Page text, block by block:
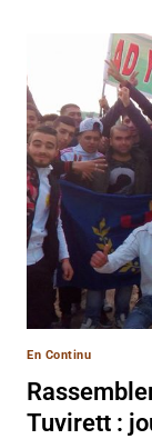
En Continu
Tuvirett :